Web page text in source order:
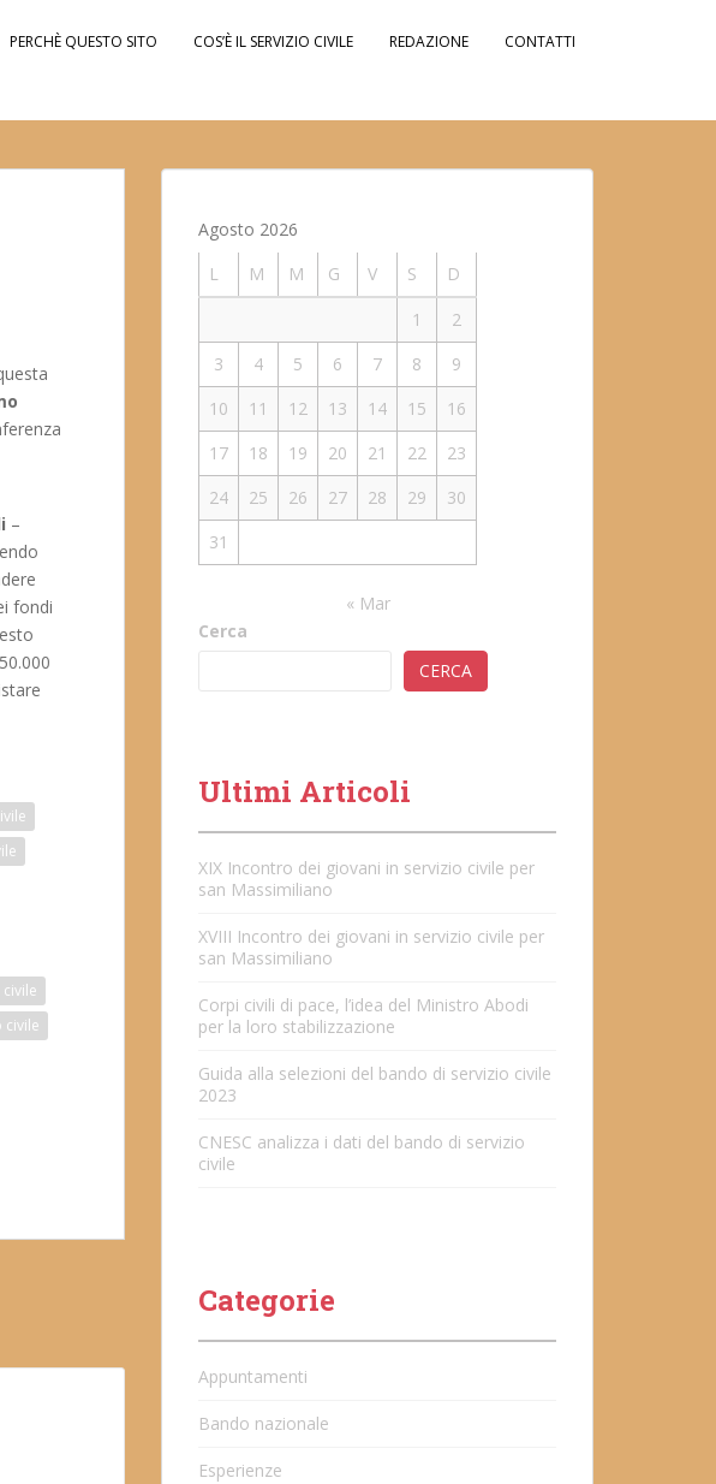
PERCHÈ QUESTO SITO COS’È IL SERVIZIO CIVILE REDAZIONE CONTATTI
–
fondi
civile
Agosto 2026
L
M M G V S
D
1
2
3
4 5 6 7 8
9
10
11 12 13 14 15
16
17
18 19 20 21 22
23
24
25 26 27 28 29
30
31
« Mar
Cerca
CERCA
Ultimi Articoli
XIX Incontro dei giovani in servizio civile per
san Massimiliano
XVIII Incontro dei giovani in servizio civile per
san Massimiliano
Corpi civili di pace, l’idea del Ministro Abodi
per la loro stabilizzazione
Guida alla selezioni del bando di servizio civile
2023
CNESC analizza i dati del bando di servizio
civile
Categorie
Appuntamenti
Bando nazionale
Esperienze